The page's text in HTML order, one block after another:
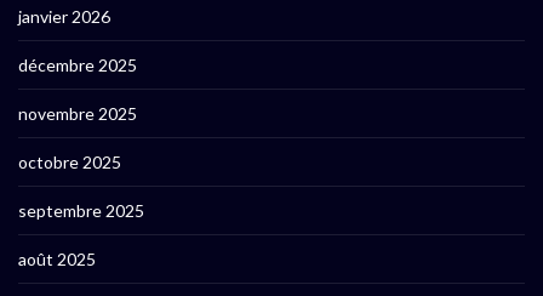
janvier 2026
décembre 2025
novembre 2025
octobre 2025
septembre 2025
août 2025